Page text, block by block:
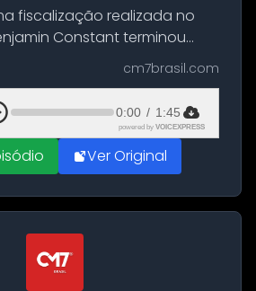
fiscalização realizada no
Constant terminou
de aproximadamente 115
em uma
no porto da cidade. O
cm7brasil.com
0:00 / 1:45
powered by VOICEXPRESS
Ver Original